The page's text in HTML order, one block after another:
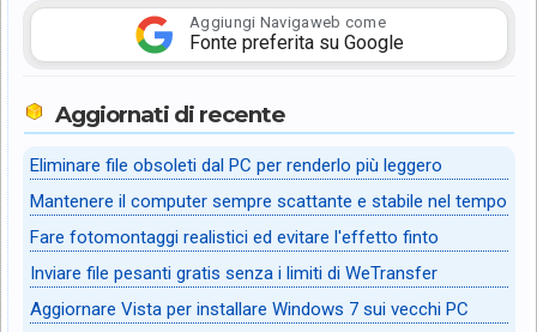
Aggiungi Navigaweb come
Fonte preferita su Google
Aggiornati di recente
Eliminare file obsoleti dal PC per renderlo più leggero
Mantenere il computer sempre scattante e stabile nel tempo
Fare fotomontaggi realistici ed evitare l'effetto finto
Inviare file pesanti gratis senza i limiti di WeTransfer
Aggiornare Vista per installare Windows 7 sui vecchi PC